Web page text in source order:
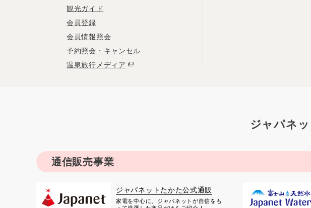
観光ガイド
会員登録
会員情報照会
予約照会・キャンセル
温泉旅行メディア
ジャパネ
通信販売事業
ジャパネットたかた公式通販
家電を中心に、ジャパネットが自信をも